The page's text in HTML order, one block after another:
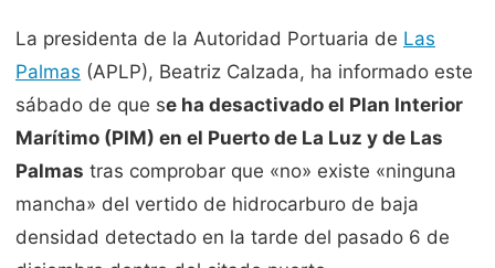
La presidenta de la Autoridad Portuaria de Las
Palmas (APLP), Beatriz Calzada, ha informado este
sábado de que se ha desactivado el Plan Interior
Marítimo (PIM) en el Puerto de La Luz y de Las
Palmas tras comprobar que «no» existe «ninguna
mancha» del vertido de hidrocarburo de baja
densidad detectado en la tarde del pasado 6 de